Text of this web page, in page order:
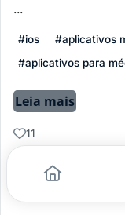
...
#ios #aplicativos
#aplicativos para
Leia mais
11